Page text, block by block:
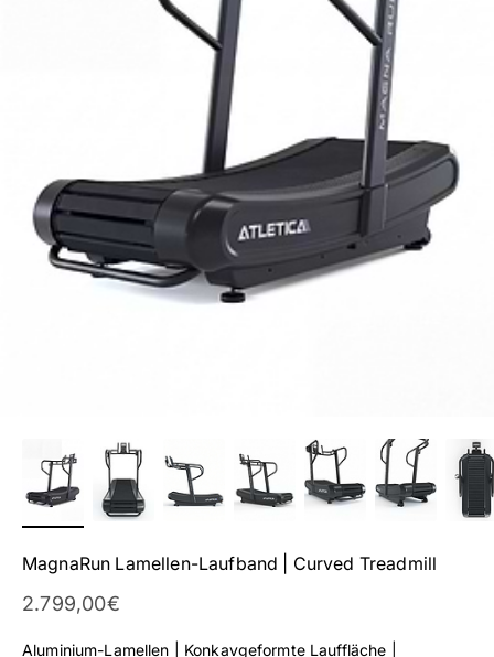
MagnaRun Lamellen-Laufband | Curved Treadmill
Angebot
2.799,00€
Aluminium-Lamellen | Konkavgeformte Lauffläche |